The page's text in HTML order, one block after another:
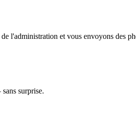
l'administration et vous envoyons des
surprise.